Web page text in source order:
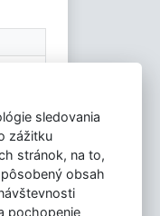
sledovania
zážitku
stránok, na to,
obsah
pochopenie